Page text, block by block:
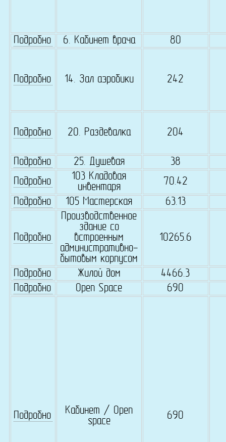
Подробно 6. Кабинет врача 80
Подробно 14. Зал аэробики 242
Подробно 20. Раздевалка 204
Подробно 25. Душевая
38
Подробно
103 Кладовая
инвентаря
70.42
Подробно
105 Мастерская 63.13
Подробно
Производственное
здание со
встроенным
административно-
бытовым корпусом
10265.6
Подробно Жилой дом
4466.3
Подробно
Open Space 690
Подробно
Кабинет / Open
space
690